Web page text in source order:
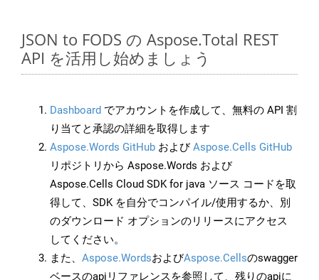
JSON to FODS の Aspose.Total REST
API を活用し始めましょう
Dashboard でアカウントを作成して、無料の API 割
り当てと承認の詳細を取得します
Aspose.Words GitHub およびAspose.Cells GitHub
リポジトリから Aspose.Words および
Aspose.Cells Cloud SDK for java ソース コードを取
得して、SDK を自分でコンパイル/使用するか、別
のダウンロード オプションのリリースにアクセス
してください。
また、 Aspose.WordsおよびAspose.Cellsのswagger
ベースのapiリファレンスを参照して、残りのapiに